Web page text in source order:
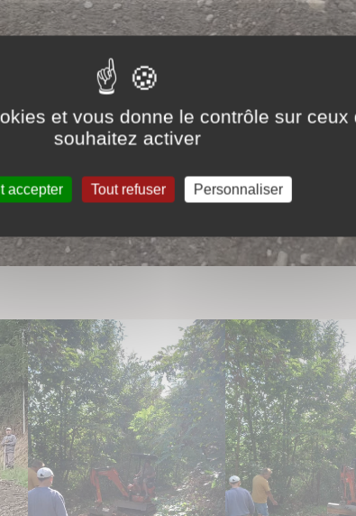
et vous donne le contrôle sur ceux
souhaitez activer
accepter Tout refuser Personnaliser